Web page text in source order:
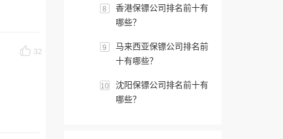
32
8
香港保镖公司排名前十有
哪些？
9
马来西亚保镖公司排名前
十有哪些？
10
沈阳保镖公司排名前十有
哪些？